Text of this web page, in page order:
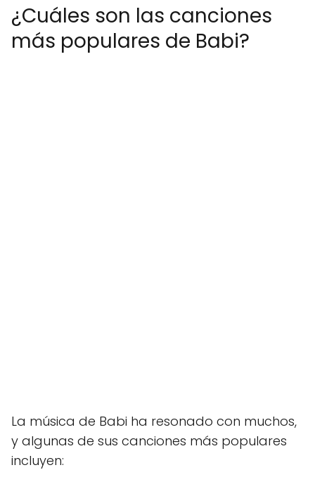
¿Cuáles son las canciones
más populares de Babi?
La música de Babi ha resonado con muchos,
y algunas de sus canciones más populares
incluyen: